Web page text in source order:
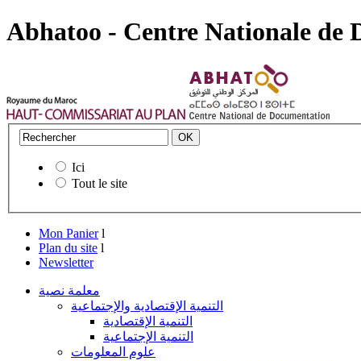
Abhatoo - Centre Nationale de
Ici
Tout le site
Mon Panier l
Plan du site l
Newsletter
معلمة نصية
التنمية الإقتصادية والإجتماعية
التنمية الإقتصادية
التنمية الإجتماعية
علوم المعلومات